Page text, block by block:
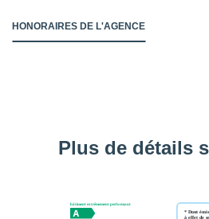
HONORAIRES DE L'AGENCE
Plus de détails